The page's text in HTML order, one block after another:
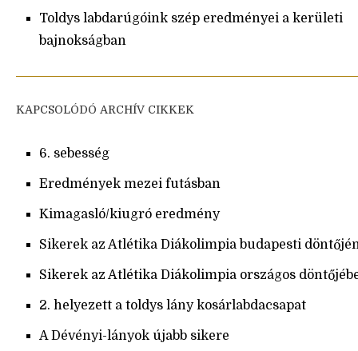
Toldys labdarúgóink szép eredményei a kerületi
bajnokságban
KAPCSOLÓDÓ ARCHÍV CIKKEK
6. sebesség
Eredmények mezei futásban
Kimagasló/kiugró eredmény
Sikerek az Atlétika Diákolimpia budapesti
Sikerek az Atlétika Diákolimpia országos
2. helyezett a toldys lány kosárlabdacsapat
A Dévényi-lányok újabb sikere